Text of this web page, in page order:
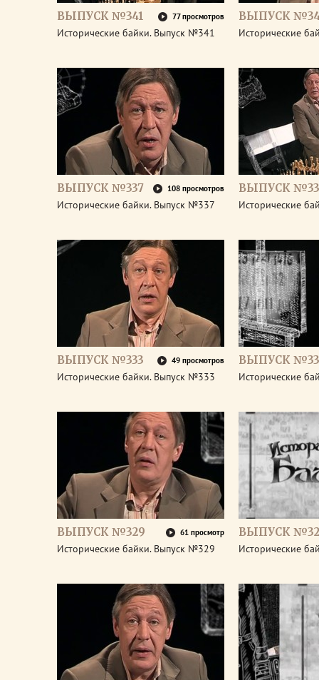
ВЫПУСК №341 77 просмотров
Исторические байки. Выпуск №341
ВЫПУСК
Исторические
ВЫПУСК №337 108 просмотров
Исторические байки. Выпуск №337
ВЫПУСК
Исторические
ВЫПУСК №333 49 просмотров
Исторические байки. Выпуск №333
ВЫПУСК
Исторические
ВЫПУСК №329 61 просмотр
Исторические байки. Выпуск №329
ВЫПУСК
Исторические